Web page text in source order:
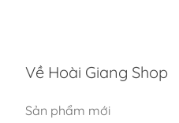
Về Hoài Giang Shop
Sản phẩm mới